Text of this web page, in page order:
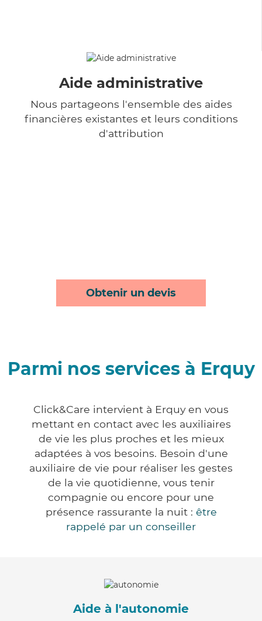
Aide administrative
Nous partageons l'ensemble des aides
financières existantes et leurs conditions
d'attribution
Obtenir un devis
Parmi nos services à Erquy
Click&Care intervient à Erquy en vous
mettant en contact avec les auxiliaires
de vie les plus proches et les mieux
adaptées à vos besoins. Besoin d'une
auxiliaire de vie pour réaliser les gestes
de la vie quotidienne, vous tenir
compagnie ou encore pour une
présence rassurante la nuit : être
rappelé par un conseiller
Aide à l'autonomie